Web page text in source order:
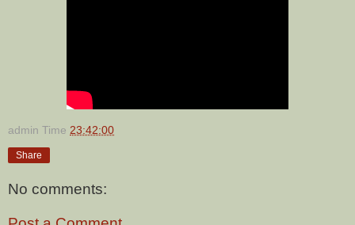
admin Time 23:42:00
Share
No comments: